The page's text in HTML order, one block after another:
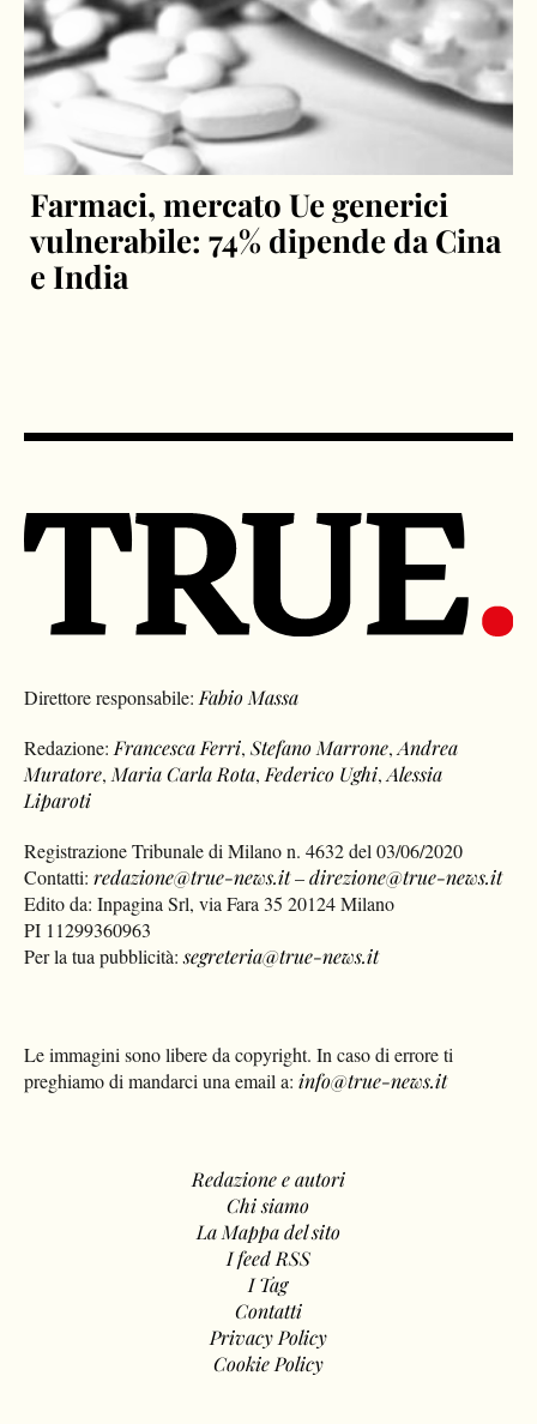
Farmaci, mercato Ue generici
vulnerabile: 74% dipende da Cina
e India
Direttore responsabile: Fabio Massa
Redazione: Francesca Ferri,Stefano Marrone,Andrea
Muratore, Maria Carla Rota, Federico Ughi,Alessia
Liparoti
Registrazione Tribunale di Milano n. 4632 del 03/06/2020
Contatti:redazione@true-news.it–direzione@true-news.it
Edito da: Inpagina Srl, via Fara 35 20124 Milano
PI 11299360963
Per la tua pubblicità:segreteria@true-news.it
Le immagini sono libere da copyright. In caso di errore ti
preghiamo di mandarci una email a: info@true-news.it
Redazione e autori
Chi siamo
La Mappa del sito
I feed RSS
I Tag
Contatti
Privacy Policy
Cookie Policy